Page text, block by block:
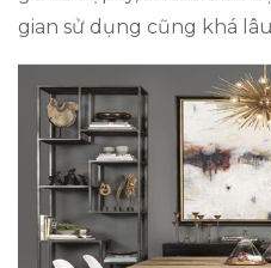
gian sử dụng cũng khá